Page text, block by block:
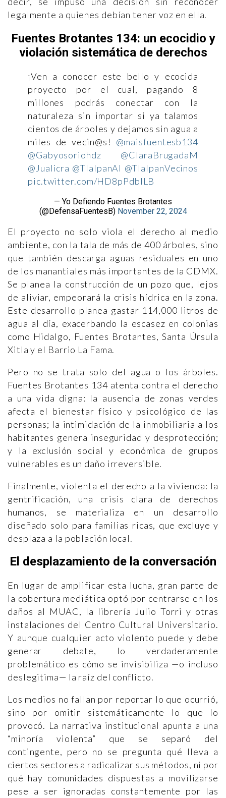
legalmente a quienes debían tener voz en ella.
Fuentes Brotantes 134: un ecocidio y
violación sistemática de derechos
¡Ven a conocer este bello y ecocida
proyecto por el cual, pagando 8
millones podrás conectar con la
naturaleza sin importar si ya talamos
cientos de árboles y dejamos sin agua a
miles de vecin@s! @maisfuentesb134
@Gabyosoriohdz
@ClaraBrugadaM
@Jualicra @TlalpanAl @TlalpanVecinos
pic.twitter.com/HD8pPdbILB
— Yo Defiendo Fuentes Brotantes
(@DefensaFuentesB) November 22, 2024
El proyecto no solo viola el derecho al medio
ambiente, con la tala de más de 400 árboles, sino
que también descarga aguas residuales en uno
de los manantiales más importantes de la CDMX.
Se planea la construcción de un pozo que, lejos
de aliviar, empeorará la crisis hídrica en la zona.
Este desarrollo planea gastar 114,000 litros de
agua al día, exacerbando la escasez en colonias
como Hidalgo, Fuentes Brotantes, Santa Úrsula
Xitla y el Barrio La Fama.
Pero no se trata solo del agua o los árboles.
Fuentes Brotantes 134 atenta contra el derecho
a una vida digna: la ausencia de zonas verdes
afecta el bienestar físico y psicológico de las
personas; la intimidación de la inmobiliaria a los
habitantes genera inseguridad y desprotección;
y la exclusión social y económica de grupos
vulnerables es un daño irreversible.
Finalmente, violenta el derecho a la vivienda: la
gentrificación, una crisis clara de derechos
humanos, se materializa en un desarrollo
diseñado solo para familias ricas, que excluye y
desplaza a la población local.
El desplazamiento de la conversación
En lugar de amplificar esta lucha, gran parte de
la cobertura mediática optó por centrarse en los
daños al MUAC, la librería Julio Torri y otras
instalaciones del Centro Cultural Universitario.
Y aunque cualquier acto violento puede y debe
generar debate, lo verdaderamente
problemático es cómo se invisibiliza —o incluso
deslegitima— la raíz del conflicto.
Los medios no fallan por reportar lo que ocurrió,
sino por omitir sistemáticamente lo que lo
provocó. La narrativa institucional apunta a una
“minoría violenta” que se separó del
contingente, pero no se pregunta qué lleva a
ciertos sectores a radicalizar sus métodos, ni por
qué hay comunidades dispuestas a movilizarse
pese a ser ignoradas constantemente por las